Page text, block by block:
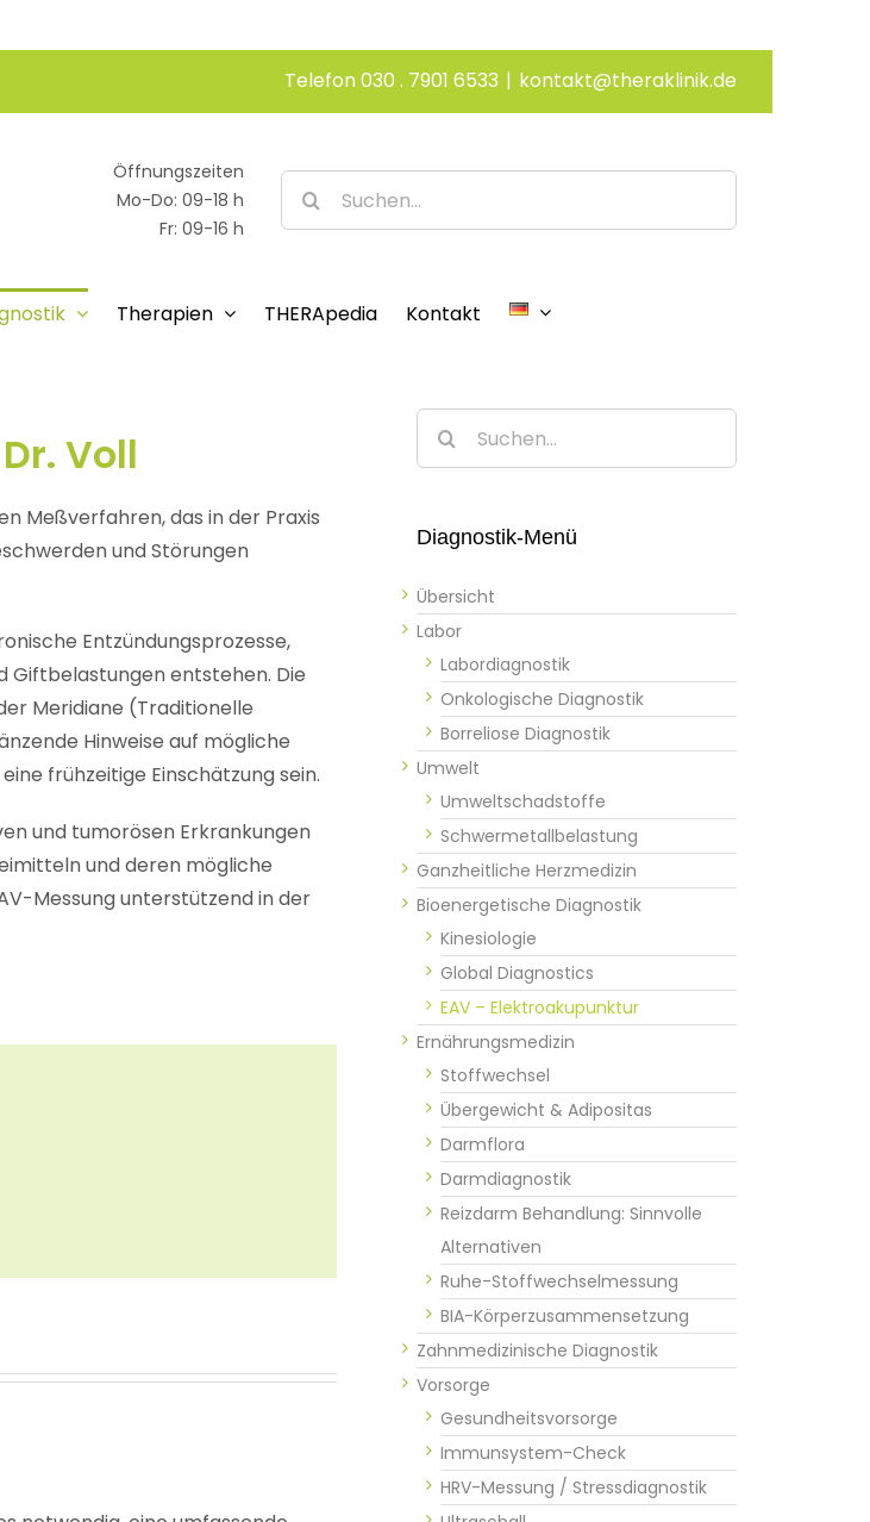
Telefon 030 . 7901 6533 | kontakt@theraklinik.de
Öffnungszeiten
Mo-Do: 09-18 h
Fr: 09-16 h
Suche
nach:
Therapien THERApedia Kontakt
Voll
Meßverfahren, das in der Praxis
und Störungen
Entzündungsprozesse,
Giftbelastungen entstehen. Die
Meridiane (Traditionelle
Hinweise auf mögliche
frühzeitige Einschätzung sein.
und tumorösen Erkrankungen
und deren mögliche
Messung unterstützend in der
Suche
nach:
Diagnostik-Menü
Übersicht
Labor
Labordiagnostik
Onkologische Diagnostik
Borreliose Diagnostik
Umwelt
Umweltschadstoffe
Schwermetallbelastung
Ganzheitliche Herzmedizin
Bioenergetische Diagnostik
Kinesiologie
Global Diagnostics
EAV – Elektroakupunktur
Ernährungsmedizin
Stoffwechsel
Übergewicht & Adipositas
Darmflora
Darmdiagnostik
Reizdarm Behandlung: Sinnvolle
Alternativen
Ruhe-Stoffwechselmessung
BIA-Körperzusammensetzung
Zahnmedizinische Diagnostik
Vorsorge
Gesundheitsvorsorge
Immunsystem-Check
HRV-Messung / Stressdiagnostik